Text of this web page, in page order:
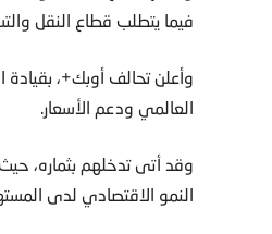
فيما يتطلب قطاع النقل والتسويق تخصيص
العالمي ودعم الأسعار.
النمو الاقتصادي لدى